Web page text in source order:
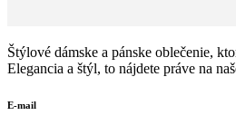
Štýlové dámske a pánske oblečenie,
Elegancia a štýl, to nájdete práve na
E-mail